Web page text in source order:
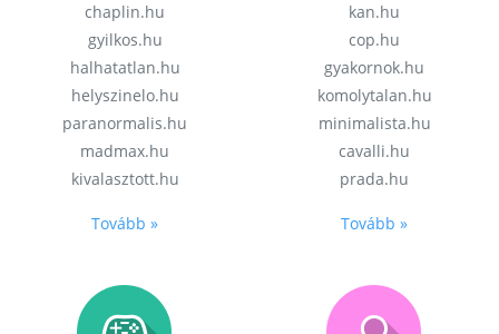
chaplin.hu
gyilkos.hu
halhatatlan.hu
helyszinelo.hu
paranormalis.hu
madmax.hu
kivalasztott.hu
Tovább »
kan.hu
cop.hu
gyakornok.hu
komolytalan.hu
minimalista.hu
cavalli.hu
prada.hu
Tovább »